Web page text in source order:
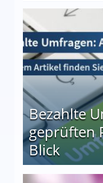
Bezahlte
geprüften
Blick
auf einen Blick